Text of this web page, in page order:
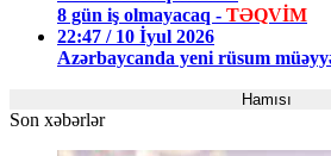
8 gün iş olmayacaq - TƏQVİM
22:47 / 10 İyul 2026
Azərbaycanda yeni rüsum
Hamısı
Son xəbərlər